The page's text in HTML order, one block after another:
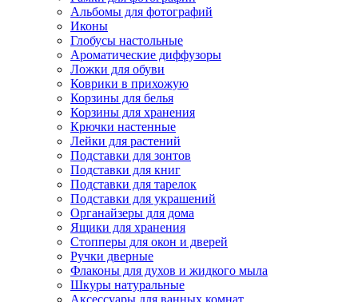
Альбомы для фотографий
Иконы
Глобусы настольные
Ароматические диффузоры
Ложки для обуви
Коврики в прихожую
Корзины для белья
Корзины для хранения
Крючки настенные
Лейки для растений
Подставки для зонтов
Подставки для книг
Подставки для тарелок
Подставки для украшений
Органайзеры для дома
Ящики для хранения
Стопперы для окон и дверей
Ручки дверные
Флаконы для духов и жидкого мыла
Шкуры натуральные
Аксессуары для ванных комнат